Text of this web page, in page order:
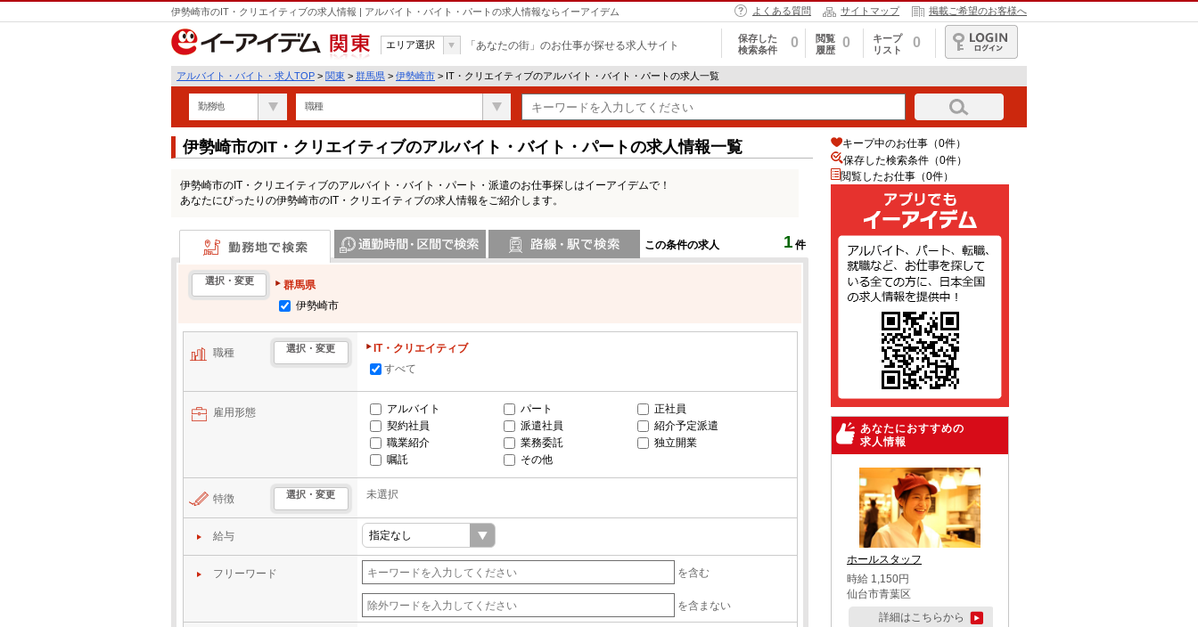
伊勢崎市のIT・クリエイティブの求人情報 | アルバイト・バイト・パートの求人情報ならイーアイデム よくある質問 サイトマップ 掲載ご希望のお客様へ
関東
エリア選択 「あなたの街」のお仕事が探せる求人サイト
保存した
検索条件
0
閲覧
履歴
0
キープ
リスト
0
ログイン
アルバイト・バイト・求人TOP > 関東 > 群馬県 > 伊勢崎市 > IT・クリエイティブのアルバイト・バイト・パートの求人一覧
勤務地 職種
伊勢崎市のIT・クリエイティブのアルバイト・バイト・パートの求人情報一覧
伊勢崎市のIT・クリエイティブのアルバイト・バイト・パート・派遣のお仕事探しはイーアイデムで！
あなたにぴったりの伊勢崎市のIT・クリエイティブの求人情報をご紹介します。
この条件の求人 1 件
勤務地で検索
選択・変更
群馬県
伊勢崎市
職種 選択・変更
IT・クリエイティブ
すべて
雇用形態 アルバイト パート
正社員
契約社員
派遣社員
紹介予定派遣
職業紹介
業務委託
独立開業
嘱託
その他
特徴 選択・変更 未選択
給与
フリーワード を含む
を含まない
キープ中のお仕事（0件）
保存した検索条件（0件）
閲覧したお仕事（0件）
あなたにおすすめの
求人情報
ホールスタッフ
時給 1,150円
仙台市青葉区
詳細はこちらから